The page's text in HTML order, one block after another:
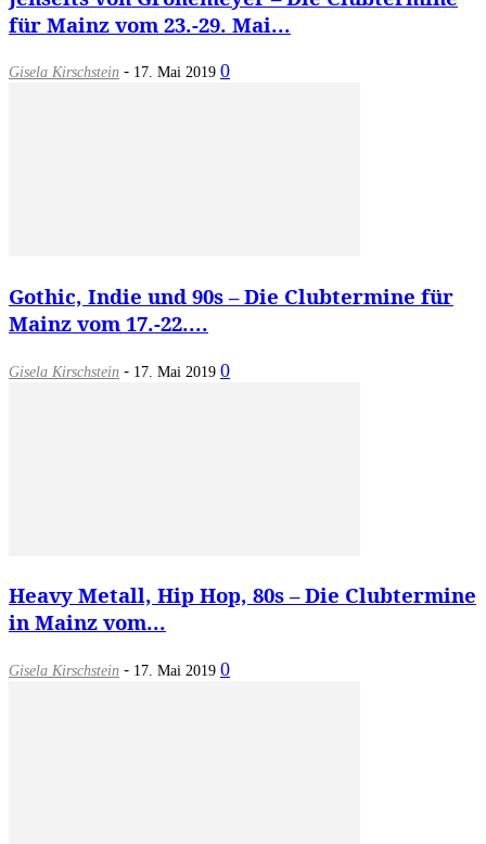
für Mainz vom 23.-29. Mai...
Gisela Kirschstein - 17. Mai 2019 0
Gothic, Indie und 90s – Die Clubtermine für
Mainz vom 17.-22....
Gisela Kirschstein - 17. Mai 2019 0
Heavy Metall, Hip Hop, 80s – Die Clubtermine
in Mainz vom...
Gisela Kirschstein - 17. Mai 2019 0